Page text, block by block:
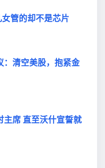
管的却不是芯片
：清空美股，抱紧金
主席 直至沃什宣誓就